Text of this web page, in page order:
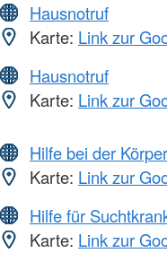
Hausnotruf
Karte: Link zur
Hausnotruf
Karte: Link zur
Hilfe bei der
Karte: Link zur
Hilfe für
Karte: Link zur